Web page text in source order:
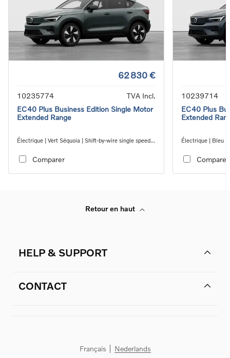
62 830 €
10235774
TVA Incl.
EC40 Plus Business Edition Single Motor
Extended Range
Électrique | Vert Séquoia | Shift-by-wire single speed
Comparer
10239714
EC40 Plus
Extended
Électrique | Bleu
Comparer
Retour en haut
HELP & SUPPORT
CONTACT
Français Nederlands